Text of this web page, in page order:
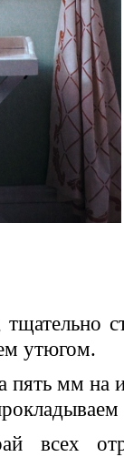
утюгом.
пять мм на
всех